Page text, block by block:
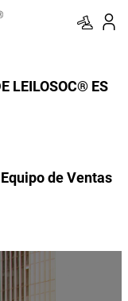
LEILOSOC® ES
de Ventas